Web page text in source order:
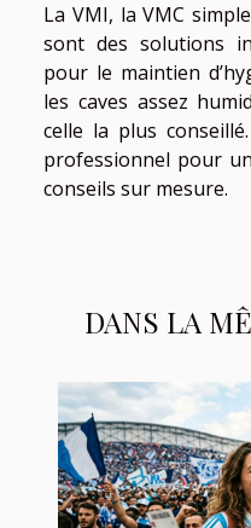
La VMI, la VMC
sont des solutions
pour le maintien
les caves assez
celle la plus
professionnel pour
conseils sur mesure.
DANS LA